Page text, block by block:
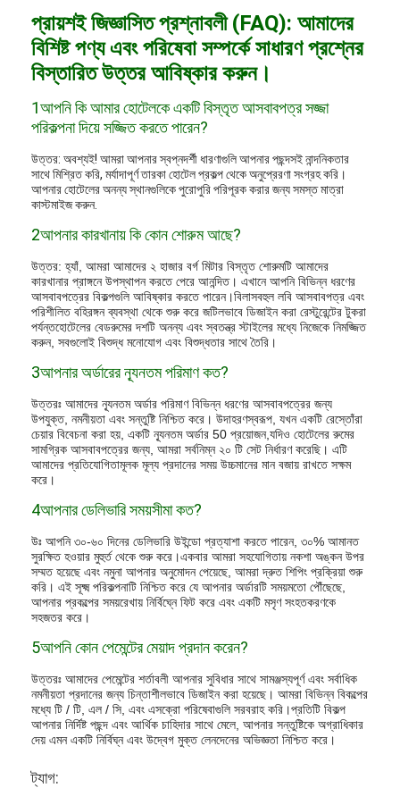
প্রায়শই জিজ্ঞাসিত প্রশ্নাবলী (FAQ): আমাদের
বিশিষ্ট পণ্য এবং পরিষেবা সম্পর্কে সাধারণ প্রশ্নের
বিস্তারিত উত্তর আবিষ্কার করুন।
1আপনি কি আমার হোটেলকে একটি বিস্তৃত আসবাবপত্র সজ্জা
পরিকল্পনা দিয়ে সজ্জিত করতে পারেন?
উত্তর: অবশ্যই! আমরা আপনার স্বপ্নদর্শী ধারণাগুলি আপনার পছন্দসই নান্দনিকতার
সাথে মিশ্রিত করি, মর্যাদাপূর্ণ তারকা হোটেল প্রকল্প থেকে অনুপ্রেরণা সংগ্রহ করি।
আপনার হোটেলের অনন্য স্থানগুলিকে পুরোপুরি পরিপূরক করার জন্য সমস্ত মাত্রা
কাস্টমাইজ করুন.
2আপনার কারখানায় কি কোন শোরুম আছে?
উত্তর: হ্যাঁ, আমরা আমাদের ২ হাজার বর্গ মিটার বিস্তৃত শোরুমটি আমাদের
কারখানার প্রাঙ্গনে উপস্থাপন করতে পেরে আনন্দিত। এখানে আপনি বিভিন্ন ধরণের
আসবাবপত্রের বিকল্পগুলি আবিষ্কার করতে পারেন।বিলাসবহুল লবি আসবাবপত্র এবং
পরিশীলিত বহিরঙ্গন ব্যবস্থা থেকে শুরু করে জটিলভাবে ডিজাইন করা রেস্টুরেন্টের টুকরা
পর্যন্তহোটেলের বেডরুমের দশটি অনন্য এবং স্বতন্ত্র স্টাইলের মধ্যে নিজেকে নিমজ্জিত
করুন, সবগুলোই বিশুদ্ধ মনোযোগ এবং বিশুদ্ধতার সাথে তৈরি।
3আপনার অর্ডারের ন্যূনতম পরিমাণ কত?
উত্তরঃ আমাদের ন্যূনতম অর্ডার পরিমাণ বিভিন্ন ধরণের আসবাবপত্রের জন্য
উপযুক্ত, নমনীয়তা এবং সন্তুষ্টি নিশ্চিত করে। উদাহরণস্বরূপ, যখন একটি রেস্তোঁরা
চেয়ার বিবেচনা করা হয়, একটি ন্যূনতম অর্ডার 50 প্রয়োজন,যদিও হোটেলের রুমের
সামগ্রিক আসবাবপত্রের জন্য, আমরা সর্বনিম্ন ২০ টি সেট নির্ধারণ করেছি। এটি
আমাদের প্রতিযোগিতামূলক মূল্য প্রদানের সময় উচ্চমানের মান বজায় রাখতে সক্ষম
করে।
4আপনার ডেলিভারি সময়সীমা কত?
উঃ আপনি ৩০-৬০ দিনের ডেলিভারি উইন্ডো প্রত্যাশা করতে পারেন, ৩০% আমানত
সুরক্ষিত হওয়ার মুহুর্ত থেকে শুরু করে।একবার আমরা সহযোগিতায় নকশা অঙ্কন উপর
সম্মত হয়েছে এবং নমুনা আপনার অনুমোদন পেয়েছে, আমরা দ্রুত শিপিং প্রক্রিয়া শুরু
করি। এই সূক্ষ্ম পরিকল্পনাটি নিশ্চিত করে যে আপনার অর্ডারটি সময়মতো পৌঁছেছে,
আপনার প্রকল্পের সময়রেখায় নির্বিঘ্নে ফিট করে এবং একটি মসৃণ সংহতকরণকে
সহজতর করে।
5আপনি কোন পেমেন্টের মেয়াদ প্রদান করেন?
উত্তরঃ আমাদের পেমেন্টের শর্তাবলী আপনার সুবিধার সাথে সামঞ্জস্যপূর্ণ এবং সর্বাধিক
নমনীয়তা প্রদানের জন্য চিন্তাশীলভাবে ডিজাইন করা হয়েছে। আমরা বিভিন্ন বিকল্পের
মধ্যে টি / টি, এল / সি, এবং এসক্রো পরিষেবাগুলি সরবরাহ করি।প্রতিটি বিকল্প
আপনার নির্দিষ্ট পছন্দ এবং আর্থিক চাহিদার সাথে মেলে, আপনার সন্তুষ্টিকে অগ্রাধিকার
দেয় এমন একটি নির্বিঘ্ন এবং উদ্বেগ মুক্ত লেনদেনের অভিজ্ঞতা নিশ্চিত করে।
ট্যাগ: